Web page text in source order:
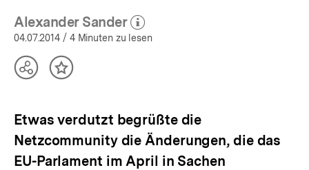
bpb.de
Alexander Sander
(Mehr zum Autor)
öffnen
04.07.2014 / 4 Minuten zu lesen
TeilenInhalt
Etwas verdutzt begrüßte die
Netzcommunity die Änderungen, die das
EU-Parlament im April in Sachen